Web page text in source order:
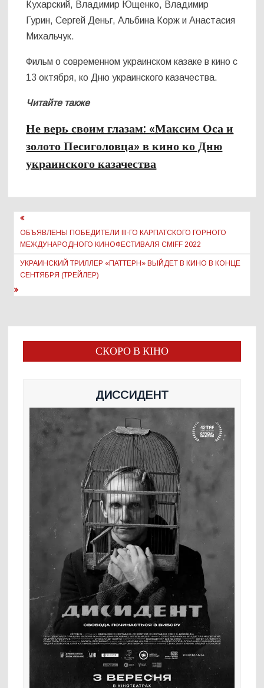
Кухарский, Владимир Ющенко, Владимир
Гурин, Сергей Деньг, Альбина Корж и Анастасия
Михальчук.
Фильм о современном украинском казаке в кино с
13 октября, ко Дню украинского казачества.
Читайте также
Не верь своим глазам: «Максим Оса и
золото Песиголовца» в кино ко Дню
украинского казачества
Навигация
по
записям
ОБЪЯВЛЕНЫ ПОБЕДИТЕЛИ ІІІ-ГО КАРПАТСКОГО ГОРНОГО
МЕЖДУНАРОДНОГО КИНОФЕСТИВАЛЯ CMIFF 2022
УКРАИНСКИЙ ТРИЛЛЕР «ПАТТЕРН» ВЫЙДЕТ В КИНО В КОНЦЕ
СЕНТЯБРЯ (ТРЕЙЛЕР)
СКОРО В КІНО
ДИССИДЕНТ